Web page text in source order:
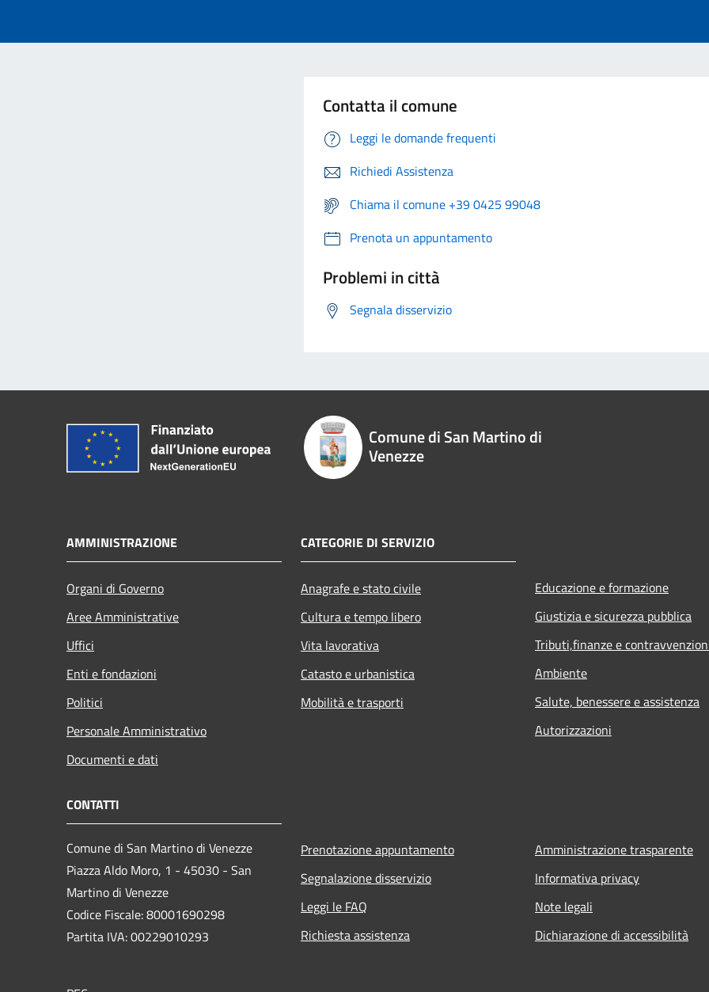
Contatta il comune
Leggi le domande frequenti
Richiedi Assistenza
Chiama il comune +39 0425 99048
Prenota un appuntamento
Problemi in città
Segnala disservizio
Comune di San Martino di
Venezze
AMMINISTRAZIONE
Organi di Governo
Aree Amministrative
Uffici
Enti e fondazioni
Politici
Personale Amministrativo
Documenti e dati
CATEGORIE DI SERVIZIO
Anagrafe e stato civile
Cultura e tempo libero
Vita lavorativa
Catasto e urbanistica
Mobilità e trasporti
Educazione e formazione
Giustizia e sicurezza pubblica
Tributi,finanze e
Ambiente
Salute, benessere e assistenza
Autorizzazioni
CONTATTI
Comune di San Martino di Venezze
Piazza Aldo Moro, 1 - 45030 - San
Martino di Venezze
Codice Fiscale: 80001690298
Partita IVA: 00229010293
Prenotazione appuntamento
Segnalazione disservizio
Leggi le FAQ
Richiesta assistenza
Amministrazione trasparente
Informativa privacy
Note legali
Dichiarazione di accessibilità